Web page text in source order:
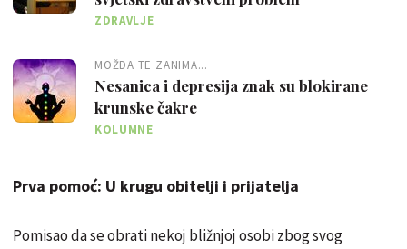
ZDRAVLJE
MOŽDA TE ZANIMA...
Nesanica i depresija znak su blokirane
krunske čakre
KOLUMNE
Prva pomoć: U krugu obitelji i prijatelja
Pomisao da se obrati nekoj bližnjoj osobi zbog svog